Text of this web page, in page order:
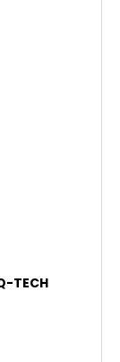
TECH